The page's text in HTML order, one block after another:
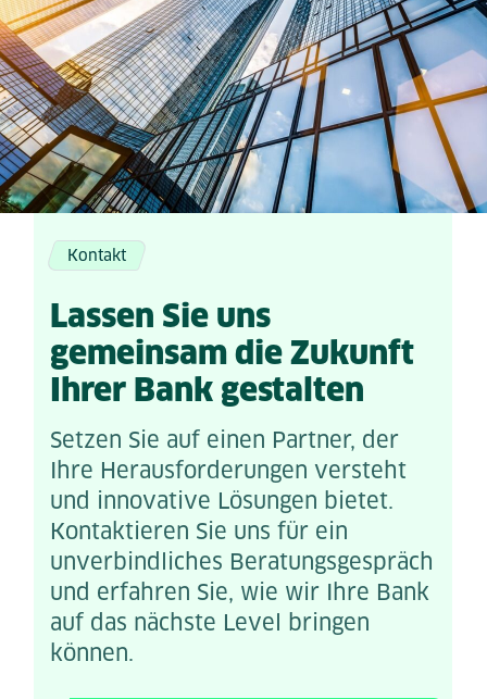
Kontakt
Lassen Sie uns
gemeinsam die Zukunft
Ihrer Bank gestalten
Setzen Sie auf einen Partner, der
Ihre Herausforderungen versteht
und innovative Lösungen bietet.
Kontaktieren Sie uns für ein
unverbindliches Beratungsgespräch
und erfahren Sie, wie wir Ihre Bank
auf das nächste Level bringen
können.